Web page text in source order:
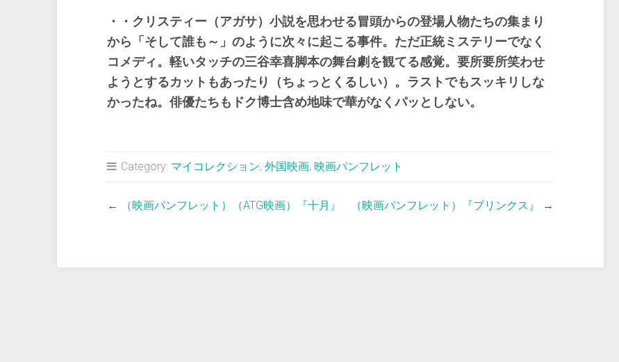
・・クリスティー（アガサ）小説を思わせる冒頭からの登場人物たちの集まり
から「そして誰も～」のように次々に起こる事件。ただ正統ミステリーでなく
コメディ。軽いタッチの三谷幸喜脚本の舞台劇を観てる感覚。要所要所笑わせ
ようとするカットもあったり（ちょっとくるしい）。ラストでもスッキリしな
かったね。俳優たちもドク博士含め地味で華がなくパッとしない。
Category: マイコレクション, 外国映画, 映画パンフレット
← （映画パンフレット）（ATG映画）『十月』 （映画パンフレット）『ブリンクス』 →